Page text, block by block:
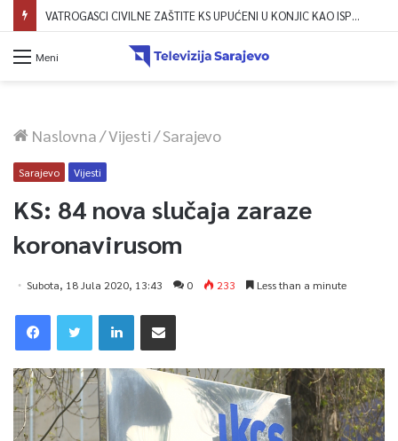
VATROGASCI CIVILNE ZAŠTITE KS UPUĆENI U KONJIC KAO ISPOMOĆ U GAŠENJU POŽARA
Meni
Naslovna/Vijesti/Sarajevo
Sarajevo Vijesti
KS: 84 nova slučaja zaraze
koronavirusom
Subota, 18 Jula 2020, 13:43 0 233 Less than a minute